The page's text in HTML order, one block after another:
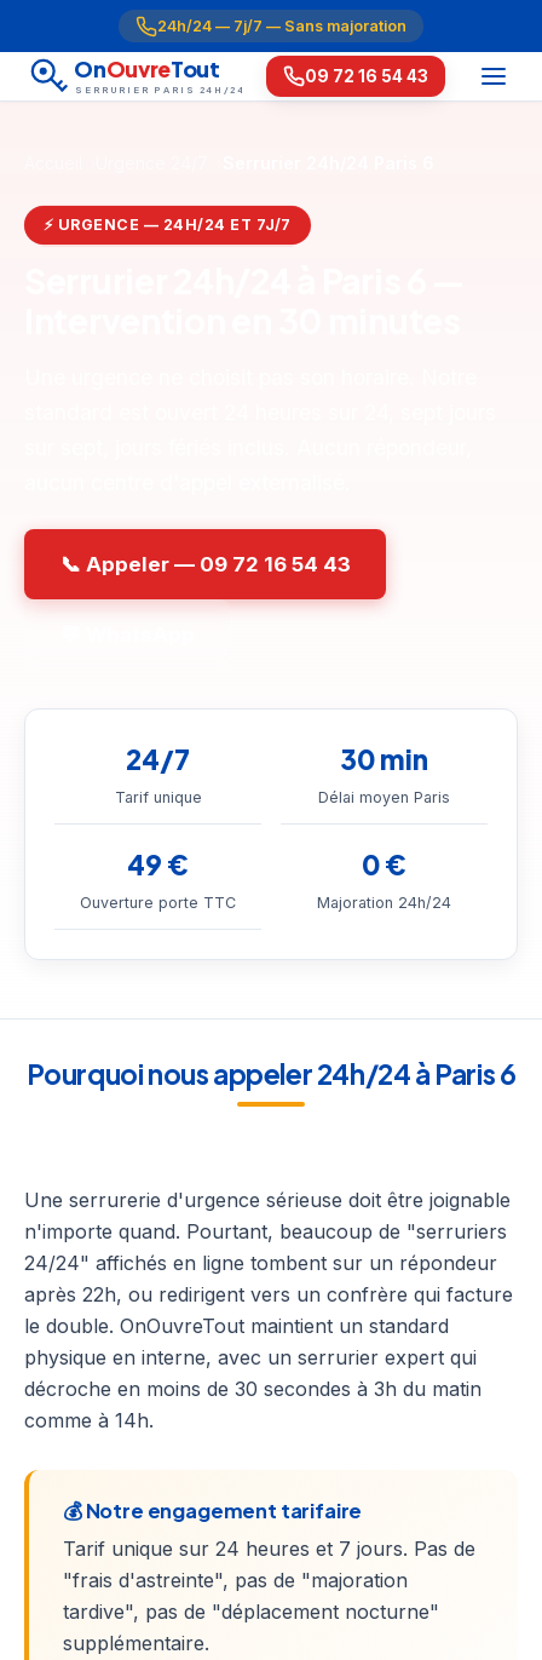
24h/24 — 7j/7 — Sans majoration
OnOuvreTout
SERRURIER PARIS 24H/24
09 72 16 54 43
⚡ URGENCE — 24H/24 ET 7J/7
📞 Appeler — 09 72 16 54 43
24/7
Tarif unique
30 min
Délai moyen Paris
49 €
Ouverture porte TTC
0 €
Majoration 24h/24
Pourquoi nous appeler 24h/24 à Paris 6
Une serrurerie d'urgence sérieuse doit être joignable
n'importe quand. Pourtant, beaucoup de "serruriers
24/24" affichés en ligne tombent sur un répondeur
après 22h, ou redirigent vers un confrère qui facture
le double. OnOuvreTout maintient un standard
physique en interne, avec un serrurier expert qui
décroche en moins de 30 secondes à 3h du matin
comme à 14h.
💰 Notre engagement tarifaire
Tarif unique sur 24 heures et 7 jours. Pas de
"frais d'astreinte", pas de "majoration
tardive", pas de "déplacement nocturne"
supplémentaire.